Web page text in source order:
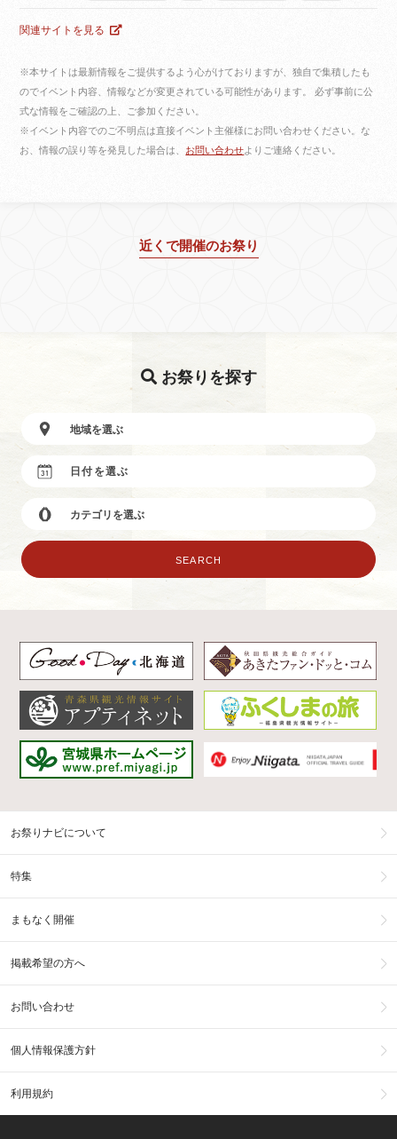
関連サイトを見る
※本サイトは最新情報をご提供するよう心がけておりますが、独自で集積したも
のでイベント内容、情報などが変更されている可能性があります。 必ず事前に公
式な情報をご確認の上、ご参加ください。
※イベント内容でのご不明点は直接イベント主催様にお問い合わせください。な
お、情報の誤り等を発見した場合は、 お問い合わせよりご連絡ください。
近くで開催のお祭り
お祭りを探す
お祭りナビについて
特集
まもなく開催
掲載希望の方へ
お問い合わせ
個人情報保護方針
利用規約